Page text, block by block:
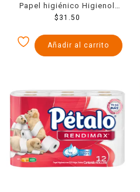
Papel higiénico Higienol
Premier 4 rollos con 400
$ 31.50
Añadir al carrito